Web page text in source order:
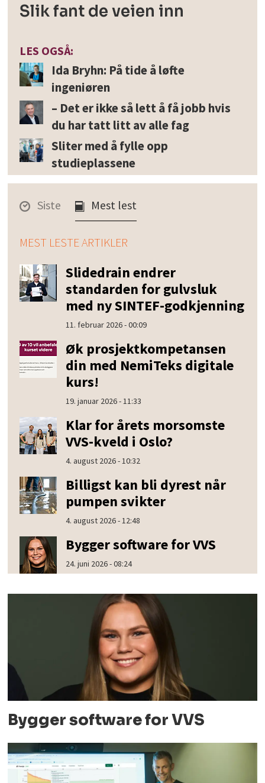
Slik fant de veien inn
LES OGSÅ:
Ida Bryhn: På tide å løfte
ingeniøren
– Det er ikke så lett å få jobb hvis
du har tatt litt av alle fag
Sliter med å fylle opp
studieplassene
Siste Mest lest
MEST LESTE ARTIKLER
Slidedrain endrer
standarden for gulvsluk
med ny SINTEF-godkjenning
11. februar 2026 - 00:09
Øk prosjektkompetansen
din med NemiTeks digitale
kurs!
19. januar 2026 - 11:33
Klar for årets morsomste
VVS-kveld i Oslo?
4. august 2026 - 10:32
Billigst kan bli dyrest når
pumpen svikter
4. august 2026 - 12:48
Bygger software for VVS
24. juni 2026 - 08:24
Bygger software for VVS